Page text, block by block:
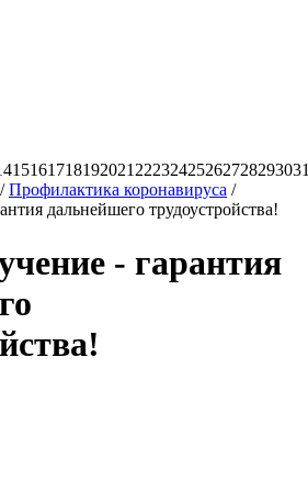
15161718192021 222324252627282930
/Профилактика коронавируса /
дальнейшего трудоустройства!
- гарантия